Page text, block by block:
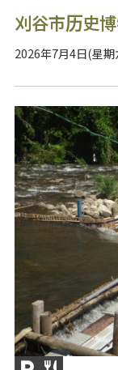
刈谷市历史
2026年7月4日(星